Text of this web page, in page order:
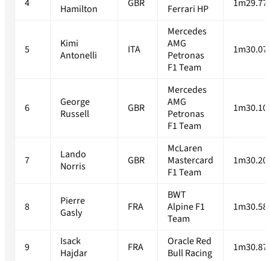
4
Hamilton
GBR
Ferrari HP
5
Kimi
Antonelli
ITA
Mercedes
AMG
Petronas
F1 Team
6
George
Russell
GBR
Mercedes
AMG
Petronas
F1 Team
7
Lando
Norris
GBR
McLaren
Mastercard
F1 Team
8
Pierre
Gasly
FRA
BWT
Alpine F1
Team
9
Isack
Hajdar
FRA
Oracle Red
Bull Racing